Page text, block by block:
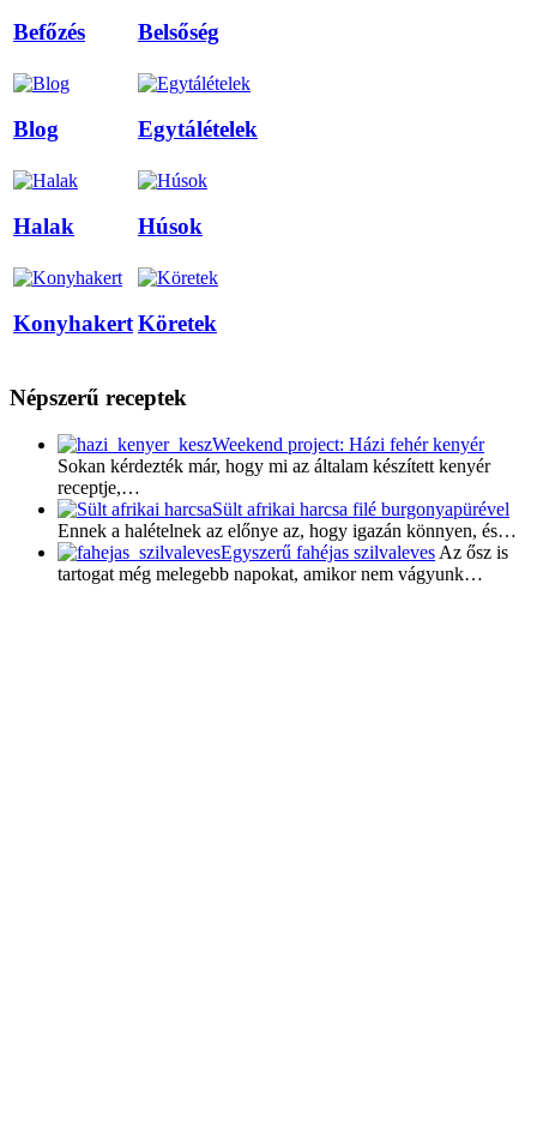
Befőzés Belsőség
Blog Egytálételek
Halak Húsok
KonyhakertKöretek
Népszerű receptek
Weekend project: Házi fehér kenyér
Sokan kérdezték már, hogy mi az általam készített kenyér
receptje,…
Sült afrikai harcsa filé burgonyapürével
Ennek a halételnek az előnye az, hogy igazán könnyen, és…
Egyszerű fahéjas szilvaleves Az ősz is
tartogat még melegebb napokat, amikor nem vágyunk…